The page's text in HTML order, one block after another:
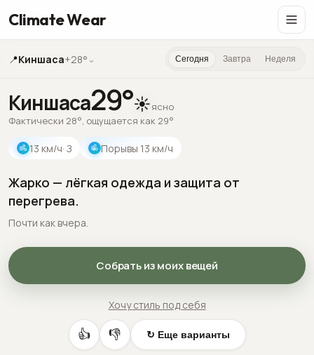
Climate Wear
📍Киншаса+28° ⌄ Сегодня Завтра Неделя
Киншаса29°☀️ясно
Фактически 28°, ощущается как 29°
13 км/ч· З Порывы 13 км/ч
Жарко — лёгкая одежда и защита от
перегрева.
Почти как вчера.
Собрать из моих вещей
Хочу стиль под себя
👍 👎 ↻ Еще варианты